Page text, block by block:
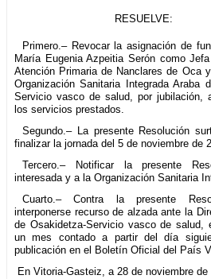
RESUELVE:
Primero.– Revocar la asignación de
María Eugenia Azpeitia Serón como
Atención Primaria de Nanclares de Oca
Organización Sanitaria Integrada Araba
Servicio vasco de salud, por jubilación,
los servicios prestados.
Segundo.– La presente Resolución
finalizar la jornada del 5 de noviembre de
Tercero.– Notificar la presente
interesada y a la Organización Sanitaria
Cuarto.– Contra la presente
interponerse recurso de alzada ante la
de Osakidetza-Servicio vasco de salud,
un mes contado a partir del día
publicación en el Boletín Oficial del País
En Vitoria-Gasteiz, a 28 de noviembre de